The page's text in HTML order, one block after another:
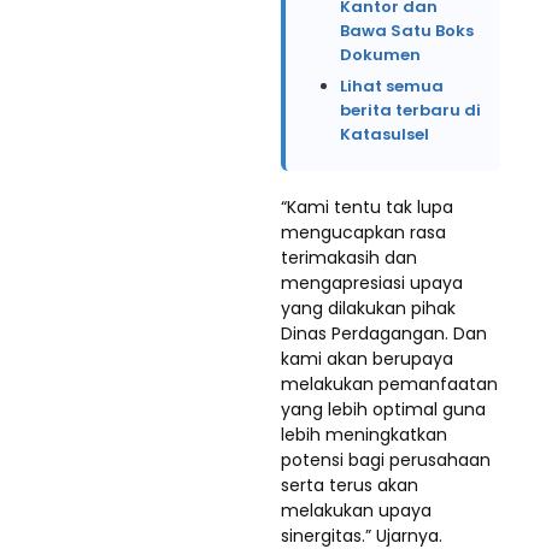
Kantor dan
Bawa Satu Boks
Dokumen
Lihat semua
berita terbaru di
Katasulsel
“Kami tentu tak lupa
mengucapkan rasa
terimakasih dan
mengapresiasi upaya
yang dilakukan pihak
Dinas Perdagangan. Dan
kami akan berupaya
melakukan pemanfaatan
yang lebih optimal guna
lebih meningkatkan
potensi bagi perusahaan
serta terus akan
melakukan upaya
sinergitas.” Ujarnya.